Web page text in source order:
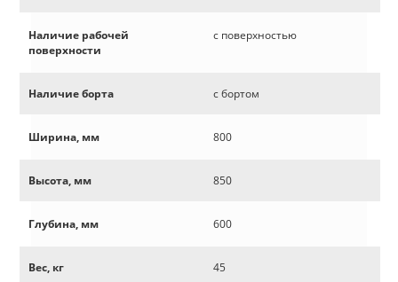
Наличие рабочей
поверхности
с поверхностью
Наличие борта с бортом
Ширина, мм 800
Высота, мм 850
Глубина, мм 600
Вес, кг 45